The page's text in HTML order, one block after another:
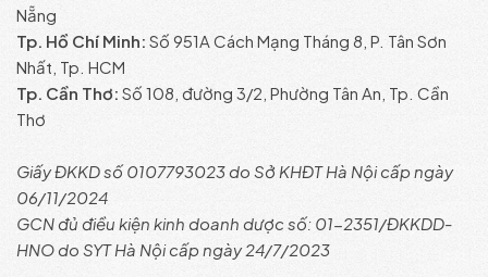
Nẵng
Tp. Hồ Chí Minh: Số 951A Cách Mạng Tháng 8, P. Tân Sơn
Nhất, Tp. HCM
Tp. Cần Thơ: Số 108, đường 3/2, Phường Tân An, Tp. Cần
Thơ
Giấy ĐKKD số 0107793023 do Sở KHĐT Hà Nội cấp ngày
06/11/2024
GCN đủ điều kiện kinh doanh dược số: 01-2351/ĐKKDD-
HNO do SYT Hà Nội cấp ngày 24/7/2023